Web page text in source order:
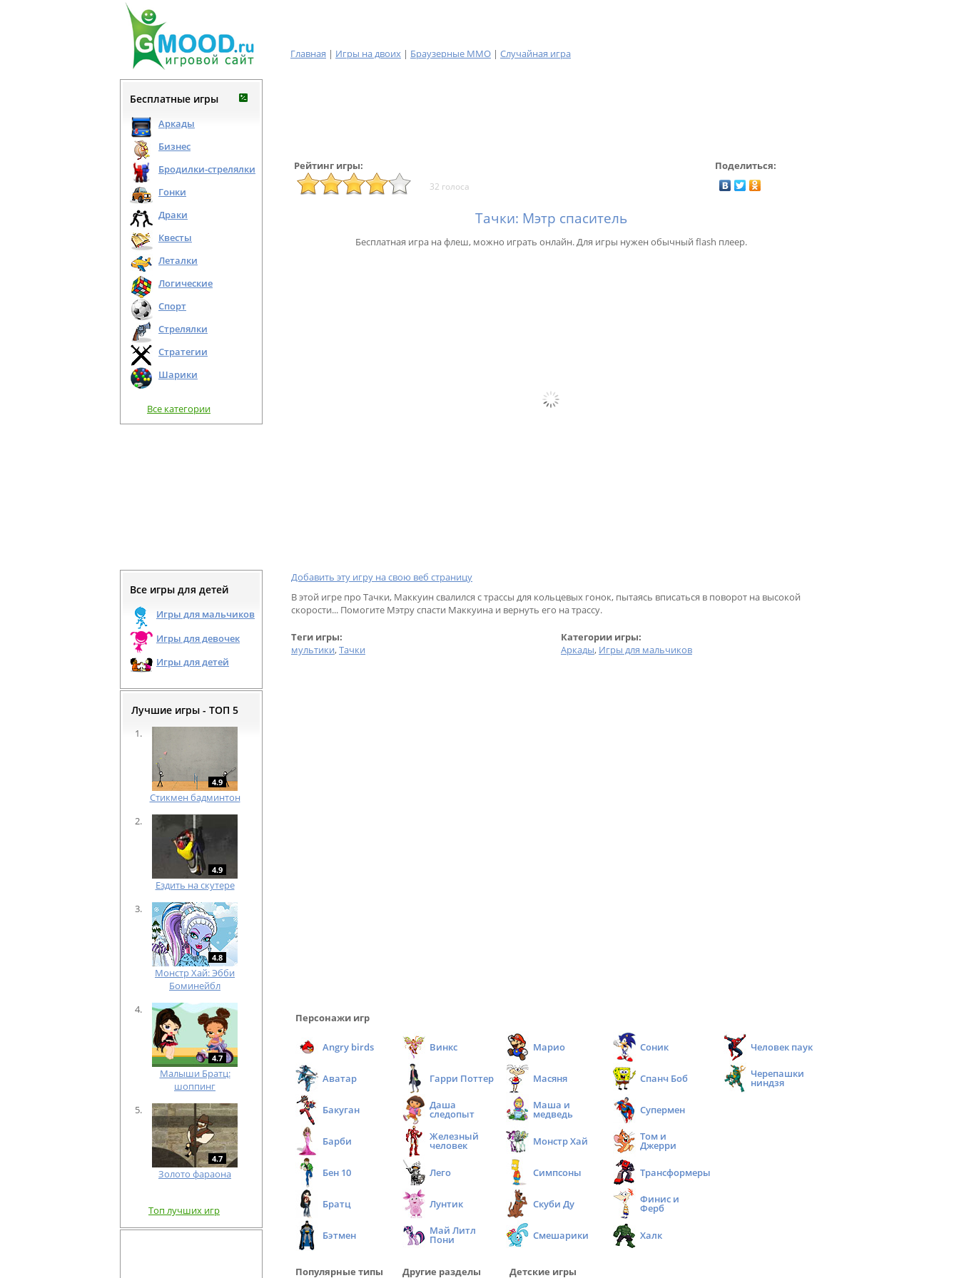
Главная | Игры на двоих | Браузерные MMO | Случайная игра
Бесплатные игры
Аркады
Бизнес
Бродилки-стрелялки
Гонки
Драки
Квесты
Леталки
Логические
Спорт
Стрелялки
Стратегии
Шарики
Все категории
Все игры для детей
Игры для мальчиков
Игры для девочек
Игры для детей
Лучшие игры - ТОП 5
4.9
Cтикмен бадминтон
4.9
Ездить на скутере
4.8
Монстр Хай: Эбби
Боминейбл
4.7
Малыши Братц:
шоппинг
4.7
Золото фараона
Топ лучших игр
Рейтинг игры: Поделиться:
32 голоса
Тачки: Мэтр спаситель
Бесплатная игра на флеш, можно играть онлайн. Для игры нужен обычный flash плеер.
Добавить эту игру на свою веб страницу
В этой игре про Тачки, Маккуин свалился с трассы для кольцевых гонок, пытаясь вписаться в поворот на высокой
скорости... Помогите Мэтру спасти Маккуина и вернуть его на трассу.
Теги игры:
Категории игры:
мультики,Тачки Аркады, Игры для мальчиков
Персонажи игр
Angry birds
Аватар
Бакуган
Барби
Бен 10
Братц
Бэтмен
Винкс
Гарри Поттер
Даша
следопыт
Железный
человек
Лего
Лунтик
Май Литл
Пони
Марио
Масяня
Маша и
медведь
Монстр Хай
Симпсоны
Скуби Ду
Смешарики
Соник
Спанч Боб
Супермен
Том и
Джерри
Трансформеры
Финис и
Ферб
Халк
Человек паук
Черепашки
ниндзя
Популярные типы Другие разделы Детские игры